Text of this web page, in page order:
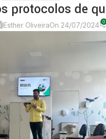
protocolos de
Esther OliveiraOn 24/07/2024 0